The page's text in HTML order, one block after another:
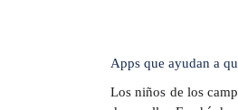
Apps que ayudan a
Los niños de los